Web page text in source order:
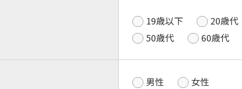
19歳以下 20歳代
50歳代
60歳代
男性 女性